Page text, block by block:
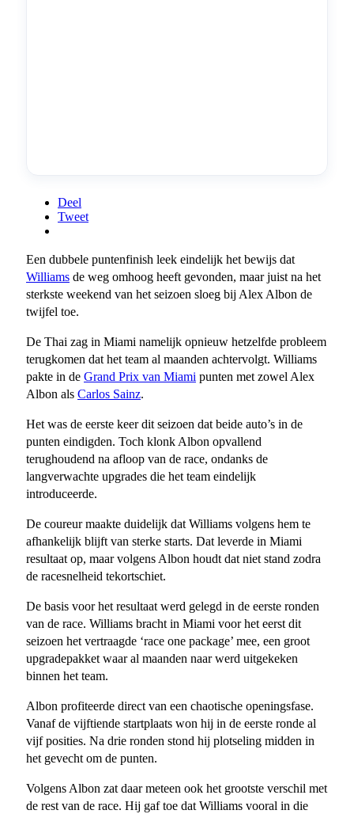
Deel
Tweet
Een dubbele puntenfinish leek eindelijk het bewijs dat
Williams de weg omhoog heeft gevonden, maar juist na het
sterkste weekend van het seizoen sloeg bij Alex Albon de
twijfel toe.
De Thai zag in Miami namelijk opnieuw hetzelfde probleem
terugkomen dat het team al maanden achtervolgt. Williams
pakte in de Grand Prix van Miami punten met zowel Alex
Albon als Carlos Sainz.
Het was de eerste keer dit seizoen dat beide auto’s in de
punten eindigden. Toch klonk Albon opvallend
terughoudend na afloop van de race, ondanks de
langverwachte upgrades die het team eindelijk
introduceerde.
De coureur maakte duidelijk dat Williams volgens hem te
afhankelijk blijft van sterke starts. Dat leverde in Miami
resultaat op, maar volgens Albon houdt dat niet stand zodra
de racesnelheid tekortschiet.
De basis voor het resultaat werd gelegd in de eerste ronden
van de race. Williams bracht in Miami voor het eerst dit
seizoen het vertraagde ‘race one package’ mee, een groot
upgradepakket waar al maanden naar werd uitgekeken
binnen het team.
Albon profiteerde direct van een chaotische openingsfase.
Vanaf de vijftiende startplaats won hij in de eerste ronde al
vijf posities. Na drie ronden stond hij plotseling midden in
het gevecht om de punten.
Volgens Albon zat daar meteen ook het grootste verschil met
de rest van de race. Hij gaf toe dat Williams vooral in die